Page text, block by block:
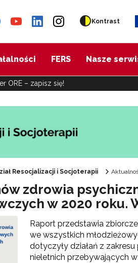
Kontrast
FERS Nasze
ORE – zapisz się!
Resocjalizacji i Socjoterapii
zdrowia
w 2020 roku.
Raport przedstawia
we wszystkich
dotyczyły działań z
nieletnich przebywających